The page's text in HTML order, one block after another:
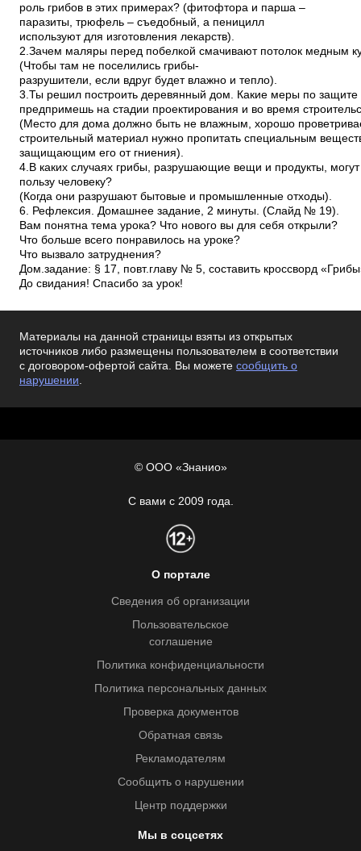
роль грибов в этих примерах? (фитофтора и парша –
паразиты, трюфель – съедобный, а пеницилл
используют для изготовления лекарств).
2.Зачем маляры перед побелкой смачивают потолок медным
(Чтобы там не поселились грибы­
разрушители, если вдруг будет влажно и тепло).
3.Ты решил построить деревянный дом. Какие меры по защите
предпримешь на стадии проектирования и во время
(Место для дома должно быть не влажным, хорошо
строительный материал нужно пропитать специальным
защищающим его от гниения).
4.В каких случаях грибы, разрушающие вещи и продукты,
пользу человеку?
(Когда они разрушают бытовые и промышленные отходы).
6. Рефлексия. Домашнее задание, 2 минуты. (Слайд № 19).
Вам понятна тема урока? Что нового вы для себя открыли?
Что больше всего понравилось на уроке?
Что вызвало затруднения?
Дом.задание: § 17, повт.главу № 5, составить кроссворд
До свидания! Спасибо за урок!
Материалы на данной страницы взяты из открытых
источников либо размещены пользователем в соответствии
с договором-офертой сайта. Вы можете сообщить о
нарушении.
© ООО «Знанио»
С вами с 2009 года.
О портале
Сведения об организации
Пользовательское
соглашение
Политика конфиденциальности
Политика персональных данных
Проверка документов
Обратная связь
Рекламодателям
Сообщить о нарушении
Центр поддержки
Мы в соцсетях